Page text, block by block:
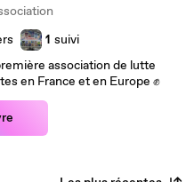
1 suivi
association de lutte
en France et en Europe ✊